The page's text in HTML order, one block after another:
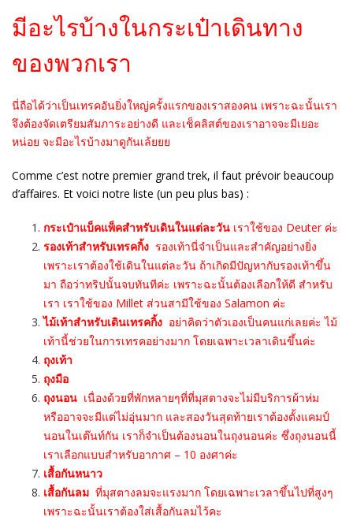
มีอะไรบ้างในกระเป๋าเดินทาง
ของพวกเรา
นี่ถือได้ว่าเป็นเทรคอันยิ่งใหญ่ครั้งแรกของเราสองคน เพราะฉะนั้นเรา
จึงต้องจัดเตรียมสัมภาระอย่างดี และเช็คลิสต์ของเราอาจจะมีเยอะ
หน่อย จะมีอะไรบ้างมาดูกันเล้ยยย
Comme c’est notre premier grand trek, il faut prévoir beaucoup
d’affaires. Et voici notre liste (un peu plus bas) :
กระเป๋าแบ็คแพ็คสำหรับเดินในแต่ละวัน เราใช้ของ Deuter ค่ะ
รองเท้าสำหรับเทรคกิ้ง รองเท้านี่จำเป็นและสำคัญอย่างยิ่ง
เพราะเราต้องใช้เดินในแต่ละวัน ถ้าเกิดมีปัญหากับรองเท้าขึ้น
มา ถือว่าทริปนั้นจบทันทีค่ะ เพราะฉะนั้นต้องเลือกให้ดี สำหรับ
เรา เราใช้ของ Millet ส่วนสามีใช้ของ Salamon ค่ะ
ไม้เท้าสำหรับเดินเทรคกิ้ง อย่าคิดว่าตัวเองเป็นคนแก่เลยค่ะ ไม้
เท้านี้ช่วยในการเทรคอย่างมาก โดยเฉพาะเวลาเดินขึ้นค่ะ
ถุงเท้า
ถุงมือ
ถุงนอน เนื่องด้วยที่พักหลายๆที่ที่มุสตางจะไม่มีบริการผ้าห่ม
หรืออาจจะมีแต่ไม่อุ่นมาก และสองวันสุดท้ายเราต้องตั้งแคมป์
นอนในเต๊นท์กัน เราก็จำเป็นต้องนอนในถุงนอนค่ะ ซึ่งถุงนอนนี้
เราเลือกแบบสำหรับอากาศ – 10 องศาค่ะ
เสื้อกันหนาว
เสื้อกันลม ที่มุสตางลมจะแรงมาก โดยเฉพาะเวลาขึ้นไปที่สูงๆ
เพราะฉะนั้นเราต้องใส่เสื้อกันลมไว้คะ